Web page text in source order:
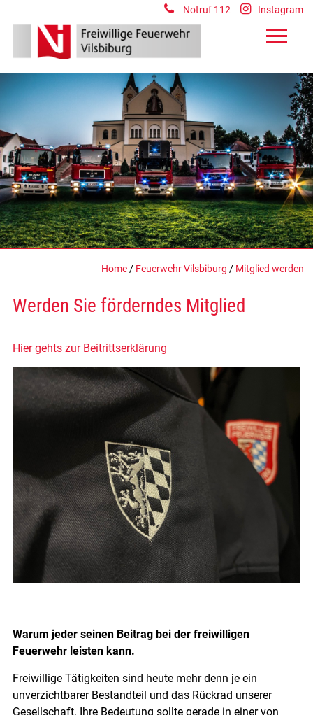
Home/ Feuerwehr Vilsbiburg / Mitglied werden
Werden Sie förderndes Mitglied
Hier gehts zur Beitrittserklärung
Warum jeder seinen Beitrag bei der freiwilligen
Feuerwehr leisten kann.
Freiwillige Tätigkeiten sind heute mehr denn je ein
unverzichtbarer Bestandteil und das Rückrad unserer
Gesellschaft. Ihre Bedeutung sollte gerade in einer von
Notruf 112 Instagram